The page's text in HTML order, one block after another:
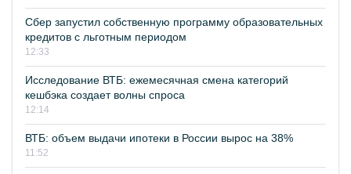
Сбер запустил собственную программу образовательных
кредитов с льготным периодом
12:33
Исследование ВТБ: ежемесячная смена категорий
кешбэка создает волны спроса
12:14
ВТБ: объем выдачи ипотеки в России вырос на 38%
11:52